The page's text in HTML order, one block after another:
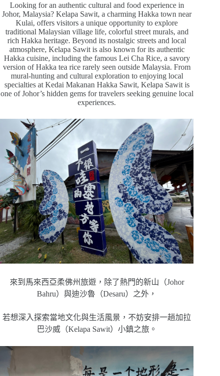
Looking for an authentic cultural and food experience in
Johor, Malaysia? Kelapa Sawit, a charming Hakka town near
Kulai, offers visitors a unique opportunity to explore
traditional Malaysian village life, colorful street murals, and
rich Hakka heritage. Beyond its nostalgic streets and local
atmosphere, Kelapa Sawit is also known for its authentic
Hakka cuisine, including the famous Lei Cha Rice, a savory
version of Hakka tea rice rarely seen outside Malaysia. From
mural-hunting and cultural exploration to enjoying local
specialties at Kedai Makanan Hakka Sawit, Kelapa Sawit is
one of Johor’s hidden gems for travelers seeking genuine local
experiences.
來到馬來西亞柔佛州旅遊，除了熱門的新山（Johor
Bahru）與迪沙魯（Desaru）之外，
若想深入探索當地文化與生活風景，不妨安排一趟加拉
巴沙威（Kelapa Sawit）小鎮之旅。